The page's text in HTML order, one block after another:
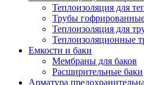
Теплоизоляция для
Трубы
Теплоизоляция для
Теплоизоляционные
Емкости и баки
Мембраны для баков
Расширительные баки
Арматура